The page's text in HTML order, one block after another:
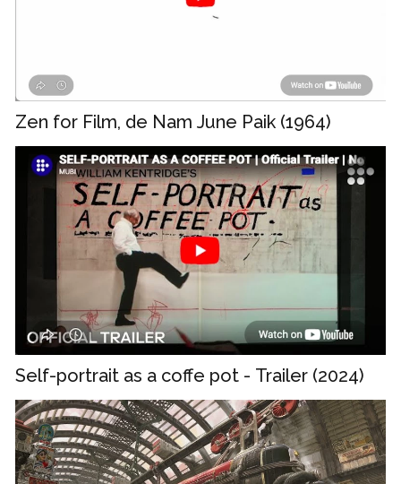
Zen for Film, de Nam June Paik (1964)
Self-portrait as a coffe pot - Trailer (2024)